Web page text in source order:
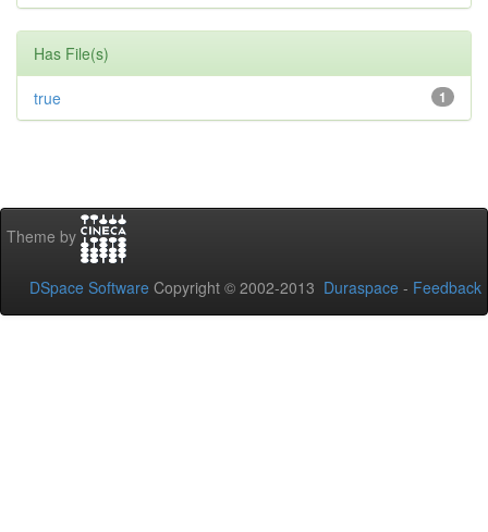
Has File(s)
1
true
Theme by
DSpace Software Copyright © 2002-2013 Duraspace - Feedback